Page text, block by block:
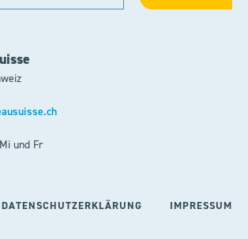
und Fr
DATENSCHUTZERKLÄRUNG IMPRESSUM